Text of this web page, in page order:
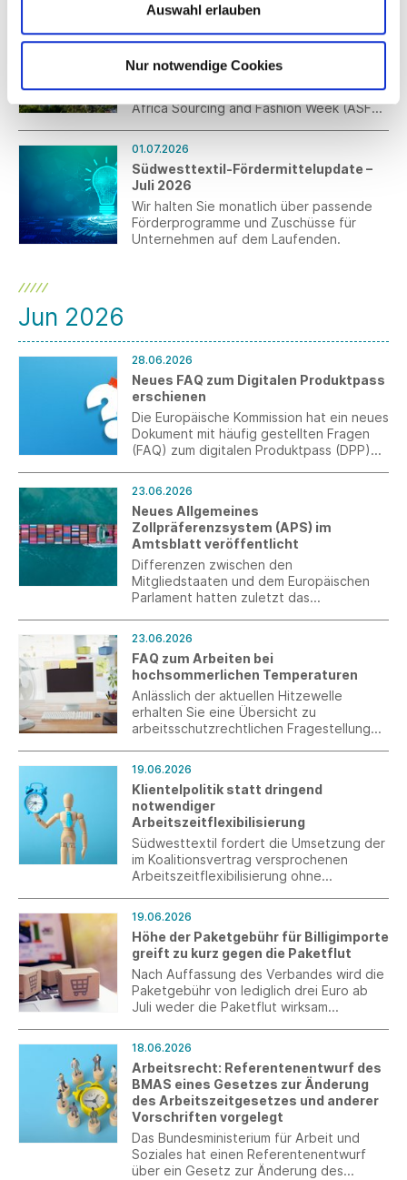
Auswahl erlauben
Nur notwendige Cookies
der Vorhaben an.
01.07.2026
German Pavilion: Africa Sourcing and
Vom 12. bis 15. November 2026 findet
findet die internationale Fachmesse
Africa Sourcing and Fashion Week (ASFW)
sind bis zum 3. August möglich.
01.07.2026
Südwesttextil-Fördermittelupdate –
Juli 2026
Wir halten Sie monatlich über passende
Förderprogramme und Zuschüsse für
Unternehmen auf dem Laufenden.
Jun 2026
28.06.2026
Neues FAQ zum Digitalen Produktpass
erschienen
Die Europäische Kommission hat ein neues
Dokument mit häufig gestellten Fragen
(FAQ) zum digitalen Produktpass (DPP)
23.06.2026
Neues Allgemeines
Zollpräferenzsystem (APS) im
Amtsblatt veröffentlicht
Differenzen zwischen den
Mitgliedstaaten und dem Europäischen
Parlament hatten zuletzt das
Inkrafttreten – erfolgten Veröffentlichung
im Amtsblatt haben die
Wirtschaftsbeteiligten jetzt endlich
Rechtssicherheit.
23.06.2026
FAQ zum Arbeiten bei
hochsommerlichen Temperaturen
Anlässlich der aktuellen Hitzewelle
erhalten Sie eine Übersicht zu
arbeitsschutzrechtlichen Fragestellungen
19.06.2026
Klientelpolitik statt dringend
notwendiger
Arbeitszeitflexibilisierung
Südwesttextil fordert die Umsetzung der
im Koalitionsvertrag versprochenen
Arbeitszeitflexibilisierung ohne
die geplante verpflichtende
Arbeitszeiterfassung.
19.06.2026
Höhe der Paketgebühr für Billigimporte
greift zu kurz gegen die Paketflut
Nach Auffassung des Verbandes wird die
Paketgebühr von lediglich drei Euro ab
Juli weder die Paketflut wirksam
Außengrenzen beheben.
18.06.2026
Arbeitsrecht: Referentenentwurf des
BMAS eines Gesetzes zur Änderung
des Arbeitszeitgesetzes und anderer
Vorschriften vorgelegt
Das Bundesministerium für Arbeit und
Soziales hat einen Referentenentwurf
über ein Gesetz zur Änderung des